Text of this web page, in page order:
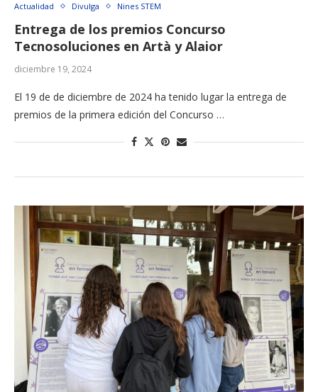
Actualidad Divulga Nines STEM
Entrega de los premios Concurso
Tecnosoluciones en Artà y Alaior
diciembre 19, 2024
El 19 de de diciembre de 2024 ha tenido lugar la entrega de
premios de la primera edición del Concurso …